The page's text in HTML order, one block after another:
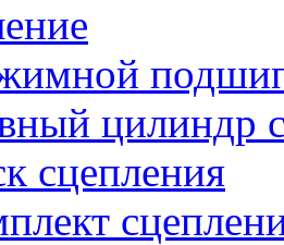
цилиндр
сцепления